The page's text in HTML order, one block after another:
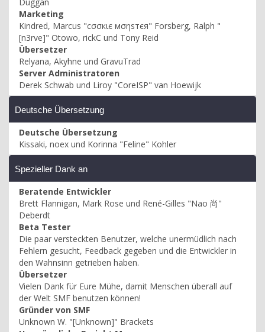
Marketing
Kindred, Marcus "cσσкιє мσηѕтєя" Forsberg, Ralph "
[n3rve]" Otowo, rickC und Tony Reid
Übersetzer
Relyana, Akyhne und GravuTrad
Server Administratoren
Derek Schwab und Liroy "CoreISP" van Hoewijk
Deutsche Übersetzung
Deutsche Übersetzung
Kissaki, noex und Korinna "Feline" Kohler
Spezieller Dank an
Beratende Entwickler
Brett Flannigan, Mark Rose und René-Gilles "Nao 尚"
Deberdt
Beta Tester
Die paar versteckten Benutzer, welche unermüdlich nach
Fehlern gesucht, Feedback gegeben und die Entwickler in
den Wahnsinn getrieben haben.
Übersetzer
Vielen Dank für Eure Mühe, damit Menschen überall auf
der Welt SMF benutzen können!
Gründer von SMF
Unknown W. "[Unknown]" Brackets